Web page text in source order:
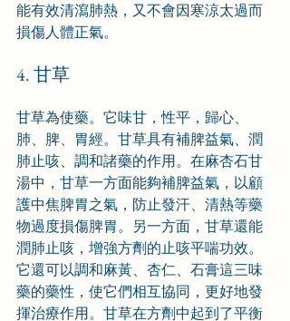
能有效清瀉肺熱，又不會因寒涼太過而
損傷人體正氣。
4. 甘草
甘草為使藥。它味甘，性平，歸心、
肺、脾、胃經。甘草具有補脾益氣、潤
肺止咳、調和諸藥的作用。在麻杏石甘
湯中，甘草一方面能夠補脾益氣，以顧
護中焦脾胃之氣，防止發汗、清熱等藥
物過度損傷脾胃。另一方面，甘草還能
潤肺止咳，增強方劑的止咳平喘功效。
它還可以調和麻黃、杏仁、石膏這三味
藥的藥性，使它們相互協同，更好地發
揮治療作用。甘草在方劑中起到了平衡